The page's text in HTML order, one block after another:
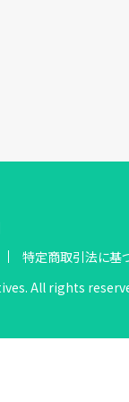
特定商取引法に基
All rights